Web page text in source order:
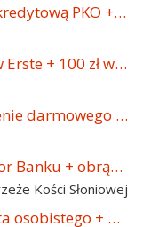
400 zł do Zalando z kartą kredytową PKO + 600 zł za konto osobiste
700 zł za założenie Konta w Erste + 100 zł w programie poleceń + 1% moneybacku od rachunków
700 zł cashbacku za założenie darmowego CitiKonta!
800 zł za Konto za Zero Alior Banku + obrączka płatnicza o wartości 500 zł + 5% na koncie oszczędnościowym
Kości Słoniowej
Do 500 zł za założenie konta osobistego + 100 zł z polecenia + 5% na OKO od ING Banku Śląskiego